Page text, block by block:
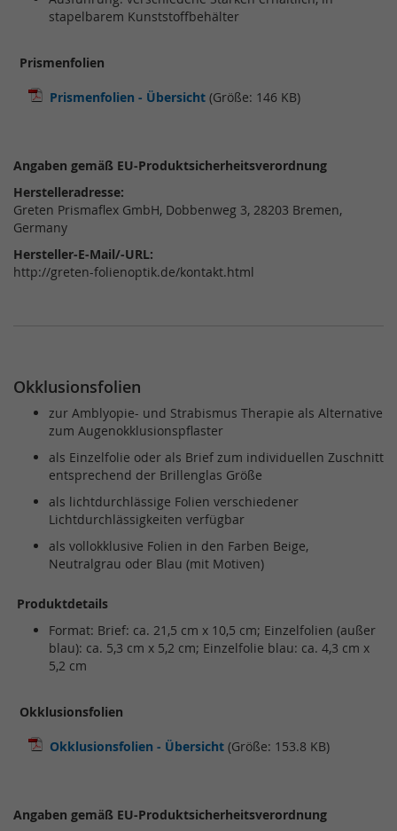
stapelbarem Kunststoffbehälter
Prismenfolien
Prismenfolien - Übersicht (Größe: 146 KB)
Angaben gemäß EU-Produktsicherheitsverordnung
Herstelleradresse:
Greten Prismaflex GmbH, Dobbenweg 3, 28203 Bremen,
Germany
Hersteller-E-Mail/-URL:
http://greten-folienoptik.de/kontakt.html
Okklusionsfolien
zur Amblyopie- und Strabismus Therapie als Alternative
zum Augenokklusionspflaster
als Einzelfolie oder als Brief zum individuellen Zuschnitt
entsprechend der Brillenglas Größe
als lichtdurchlässige Folien verschiedener
Lichtdurchlässigkeiten verfügbar
als vollokklusive Folien in den Farben Beige,
Neutralgrau oder Blau (mit Motiven)
Produktdetails
Format: Brief: ca. 21,5 cm x 10,5 cm; Einzelfolien (außer
blau): ca. 5,3 cm x 5,2 cm; Einzelfolie blau: ca. 4,3 cm x
5,2 cm
Okklusionsfolien
Okklusionsfolien - Übersicht (Größe: 153.8 KB)
Angaben gemäß EU-Produktsicherheitsverordnung